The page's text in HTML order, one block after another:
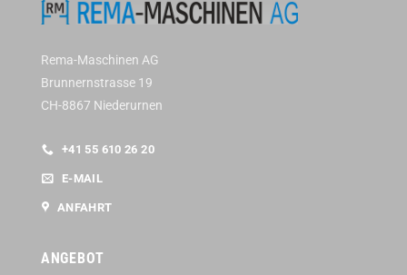
Rema-Maschinen AG
Brunnernstrasse 19
CH-8867 Niederurnen
+41 55 610 26 20
E-MAIL
ANFAHRT
ANGEBOT